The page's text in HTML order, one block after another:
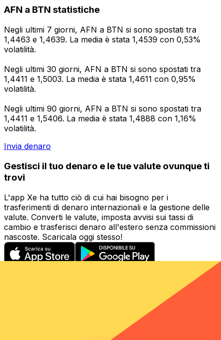
AFN a BTN statistiche
Negli ultimi 7 giorni, AFN a BTN si sono spostati tra
1,4463 e 1,4639. La media è stata 1,4539 con 0,53%
volatilità.
Negli ultimi 30 giorni, AFN a BTN si sono spostati tra
1,4411 e 1,5003. La media è stata 1,4611 con 0,95%
volatilità.
Negli ultimi 90 giorni, AFN a BTN si sono spostati tra
1,4411 e 1,5406. La media è stata 1,4888 con 1,16%
volatilità.
Invia denaro
Gestisci il tuo denaro e le tue valute ovunque ti
trovi
L'app Xe ha tutto ciò di cui hai bisogno per i
trasferimenti di denaro internazionali e la gestione delle
valute. Converti le valute, imposta avvisi sui tassi di
cambio e trasferisci denaro all'estero senza commissioni
nascoste. Scaricala oggi stesso!